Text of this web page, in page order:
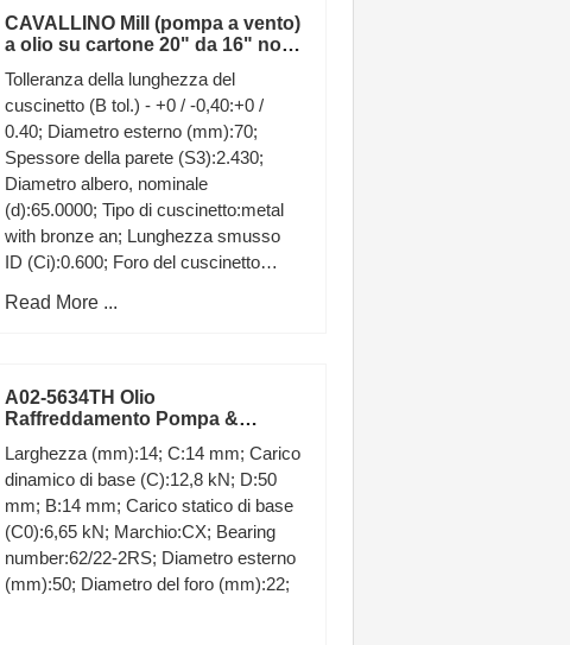
CAVALLINO Mill (pompa a vento)
a olio su cartone 20" da 16" no
Tolleranza della lunghezza del
cuscinetto (B tol.) - +0 / -0,40:+0 /
0.40; Diametro esterno (mm):70;
Spessore della parete (S3):2.430;
Diametro albero, nominale
(d):65.0000; Tipo di cuscinetto:metal
with bronze an; Lunghezza smusso
ID (Ci):0.600; Foro del cuscinetto
Read More ...
A02-5634TH Olio
Raffreddamento Pompa &
1540 Metallo
Larghezza (mm):14; C:14 mm; Carico
dinamico di base (C):12,8 kN; D:50
mm; B:14 mm; Carico statico di base
(C0):6,65 kN; Marchio:CX; Bearing
number:62/22-2RS; Diametro esterno
(mm):50; Diametro del foro (mm):22;